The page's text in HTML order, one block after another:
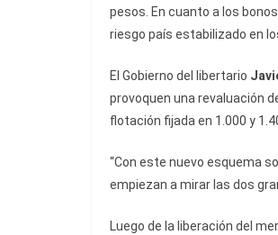
pesos. En cuanto a los
riesgo país estabilizado en
El Gobierno del libertario
provoquen una revaluación
flotación fijada en 1.000 y
“Con este nuevo esquema
empiezan a mirar las dos
Luego de la liberación del